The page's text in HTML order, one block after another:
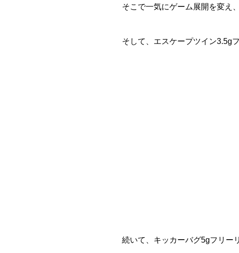
そこで一気にゲーム展開を変え
そして、エスケープツイン3.5g
続いて、キッカーバグ5gフリー